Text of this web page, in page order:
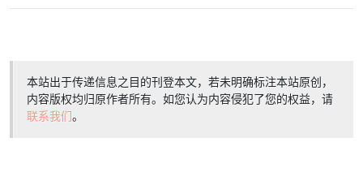
本站出于传递信息之目的刊登本文，若未明确标注本站原创，
内容版权均归原作者所有。如您认为内容侵犯了您的权益，请
联系我们。